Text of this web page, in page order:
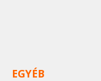
EGYÉB